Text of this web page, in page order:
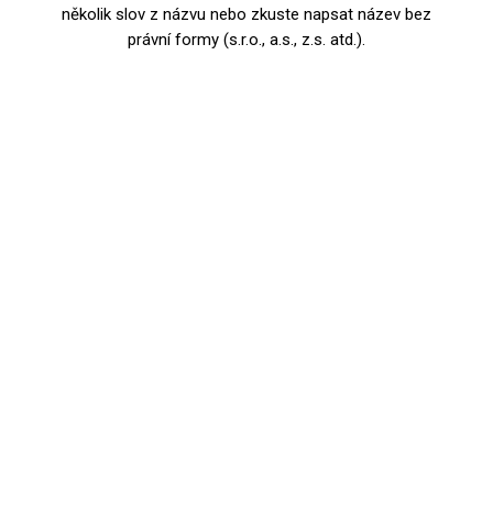
několik slov z názvu nebo zkuste napsat název bez
právní formy (s.r.o., a.s., z.s. atd.).